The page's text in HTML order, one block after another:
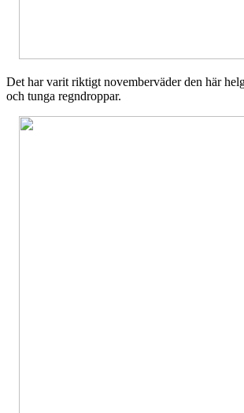
Det har varit riktigt novemberväder den här
och tunga regndroppar.